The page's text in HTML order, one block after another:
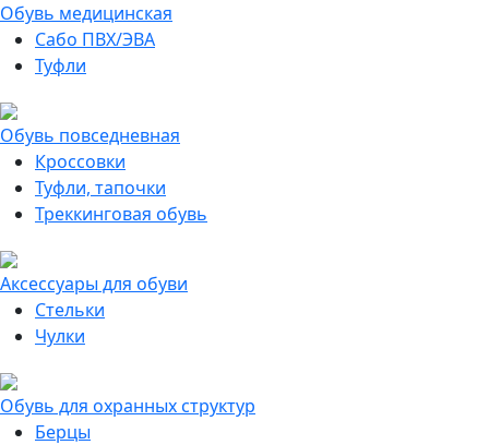
Обувь медицинская
Сабо ПВХ/ЭВА
Туфли
Обувь повседневная
Кроссовки
Туфли, тапочки
Треккинговая обувь
Аксессуары для обуви
Стельки
Чулки
Обувь для охранных структур
Берцы